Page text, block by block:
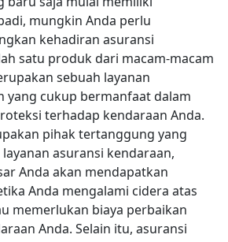
mungkin Anda perlu
kehadiran asuransi
satu produk dari macam-macam
sebuah layanan
yang cukup bermanfaat dalam
terhadap kendaraan Anda.
pihak tertanggung yang
asuransi kendaraan,
Anda akan mendapatkan
Anda mengalami cidera atas
memerlukan biaya perbaikan
Anda. Selain itu, asuransi